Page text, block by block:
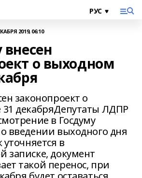
2019, 06:10
внесен
о выходном
законопроект о
декабряДепутаты ЛДПР
в Госдуму
введении выходного дня
уточняется в
записке, документ
такой перенос, при